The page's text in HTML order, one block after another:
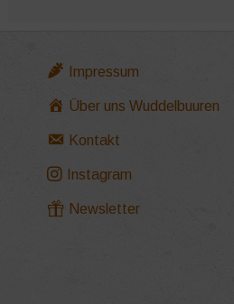
Impressum
Über uns Wuddelbuuren
Kontakt
Instagram
Newsletter